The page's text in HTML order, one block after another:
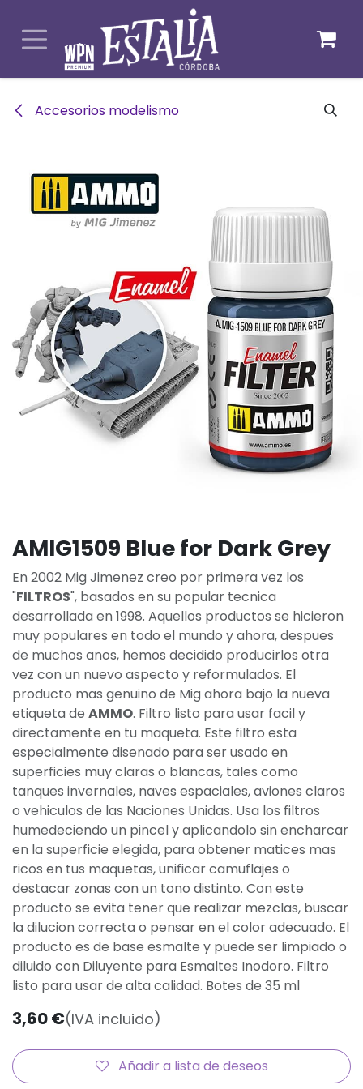
Accesorios modelismo
AMIG1509 Blue for Dark Grey
En 2002 Mig Jimenez creo por primera vez los
"FILTROS", basados en su popular tecnica
desarrollada en 1998. Aquellos productos se hicieron
muy populares en todo el mundo y ahora, despues
de muchos anos, hemos decidido producirlos otra
vez con un nuevo aspecto y reformulados. El
producto mas genuino de Mig ahora bajo la nueva
etiqueta de AMMO. Filtro listo para usar facil y
directamente en tu maqueta. Este filtro esta
especialmente disenado para ser usado en
superficies muy claras o blancas, tales como
tanques invernales, naves espaciales, aviones claros
o vehiculos de las Naciones Unidas. Usa los filtros
humedeciendo un pincel y aplicandolo sin encharcar
en la superficie elegida, para obtener matices mas
ricos en tus maquetas, unificar camuflajes o
destacar zonas con un tono distinto. Con este
producto se evita tener que realizar mezclas, buscar
la dilucion correcta o pensar en el color adecuado. El
producto es de base esmalte y puede ser limpiado o
diluido con Diluyente para Esmaltes Inodoro. Filtro
listo para usar de alta calidad. Botes de 35 ml
3,60€(IVA incluido)
Añadir a lista de deseos